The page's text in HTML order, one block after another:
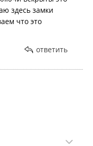
здесь замки
что это
ответить